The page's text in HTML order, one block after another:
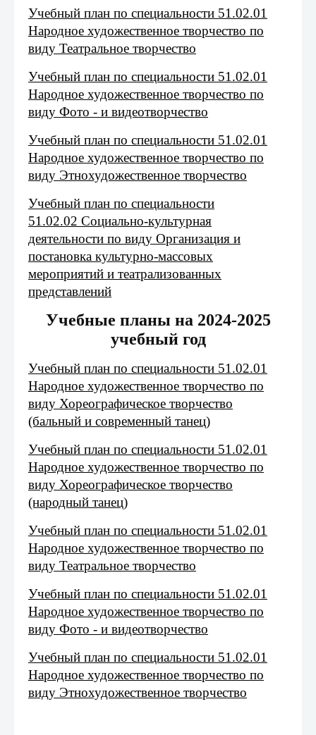
Учебный план по специальности 51.02.01
Народное художественное творчество по
виду Театральное творчество
Учебный план по специальности 51.02.01
Народное художественное творчество по
виду Фото - и видеотворчество
Учебный план по специальности 51.02.01
Народное художественное творчество по
виду Этнохудожественное творчество
Учебный план по специальности
51.02.02 Социально-культурная
деятельности по виду Организация и
постановка культурно-массовых
мероприятий и театрализованных
представлений
Учебные планы на 2024-2025
учебный год
Учебный план по специальности 51.02.01
Народное художественное творчество по
виду Хореографическое творчество
(бальный и современный танец)
Учебный план по специальности 51.02.01
Народное художественное творчество по
виду Хореографическое творчество
(народный танец)
Учебный план по специальности 51.02.01
Народное художественное творчество по
виду Театральное творчество
Учебный план по специальности 51.02.01
Народное художественное творчество по
виду Фото - и видеотворчество
Учебный план по специальности 51.02.01
Народное художественное творчество по
виду Этнохудожественное творчество